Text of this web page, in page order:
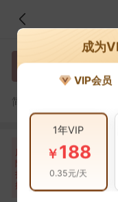
蔡 蔡继续
简介：
风
险
扫
描
自身风险
暂无风险
成为
VIP会员
1年VIP
￥188
0.35元/天